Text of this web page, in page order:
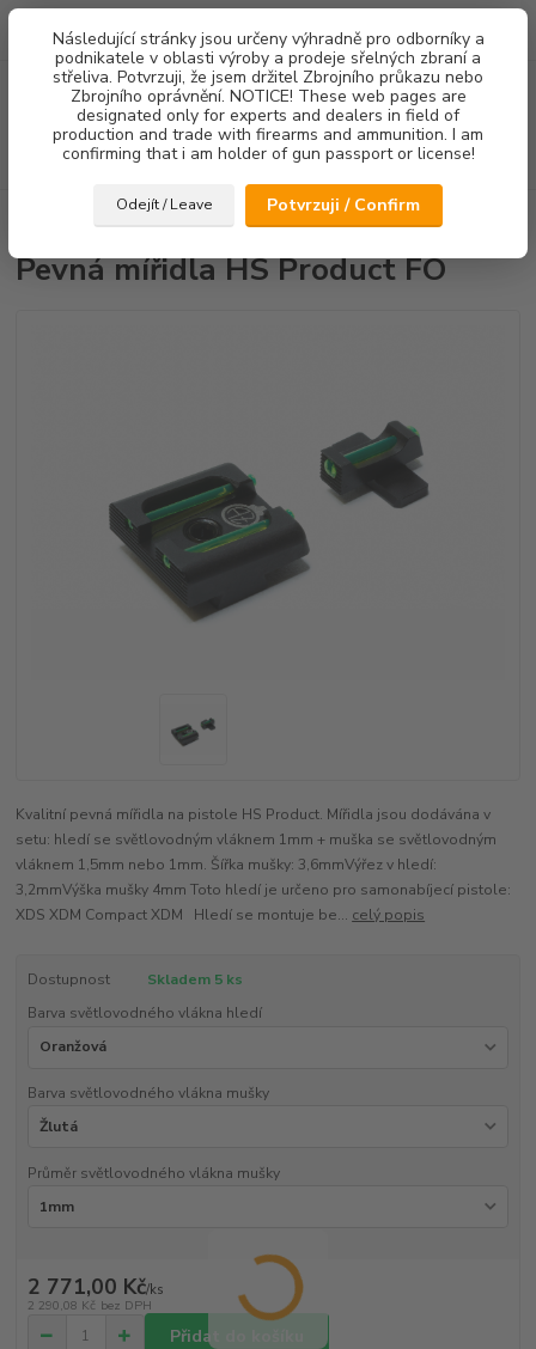
Následující stránky jsou určeny výhradně pro odborníky a
podnikatele v oblasti výroby a prodeje sřelných zbraní a
střeliva. Potvrzuji, že jsem držitel Zbrojního průkazu nebo
Zbrojního oprávnění. NOTICE! These web pages are
designated only for experts and dealers in field of
production and trade with firearms and ammunition. I am
confirming that i am holder of gun passport or license!
Odejít / Leave Potvrzuji / Confirm
Menu
Hledat
za0,00 Kč
Pevná mířidla HS Product FO
Pevná mířidla HS Product FO
Kvalitní pevná mířidla na pistole HS Product. Mířidla jsou dodávána v
setu: hledí se světlovodným vláknem 1mm + muška se světlovodným
vláknem 1,5mm nebo 1mm. Šířka mušky: 3,6mmVýřez v hledí:
3,2mmVýška mušky 4mm Toto hledí je určeno pro samonabíjecí pistole:
XDS XDM Compact XDM Hledí se montuje be... celý popis
Dostupnost
Skladem 5 ks
Barva světlovodného vlákna hledí
Barva světlovodného vlákna mušky
Průměr světlovodného vlákna mušky
2 771,00 Kč/ks
2 290,08 Kč bez DPH
Přidat do košíku